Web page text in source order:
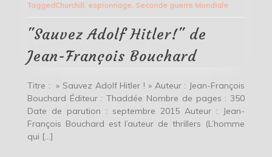
Hitler!"
Jean-
François
Bouchard
TaggedChurchill, espionnage, Seconde guerre Mondiale
"Sauvez Adolf Hitler!" de
Jean-François Bouchard
Titre : » Sauvez Adolf Hitler ! » Auteur : Jean-François
Bouchard Éditeur : Thaddée Nombre de pages : 350
Date de parution : septembre 2015 Auteur : Jean-
François Bouchard est l’auteur de thrillers (L’homme
qui […]